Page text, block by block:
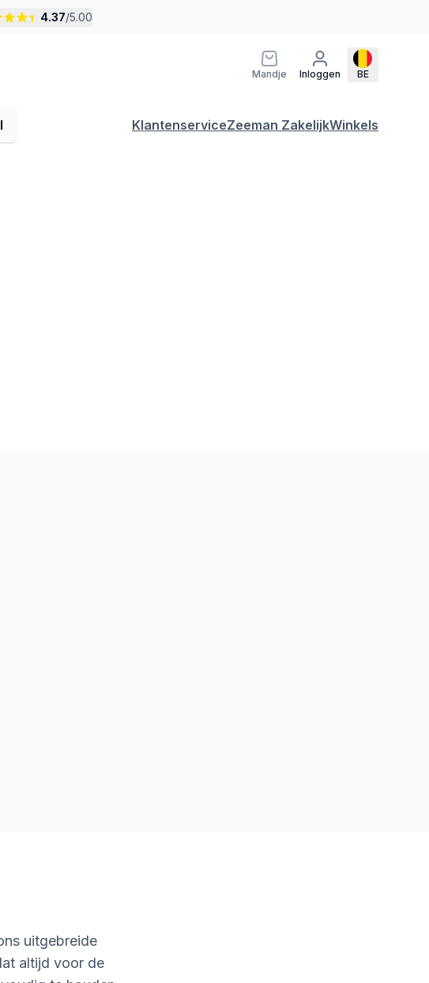
4.37/5.00
Mandje Inloggen BE
KlantenserviceZeeman ZakelijkWinkels
uitgebreide
altijd voor de